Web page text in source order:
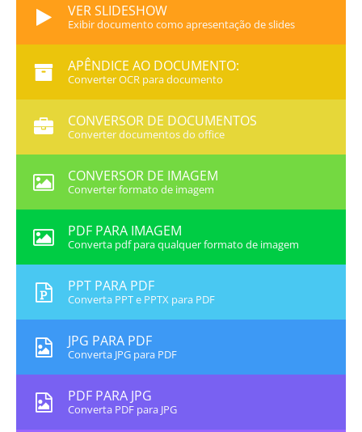
VER SLIDESHOW
Exibir documento como apresentação de slides
APÊNDICE AO DOCUMENTO:
Converter OCR para documento
CONVERSOR DE DOCUMENTOS
Converter documentos do office
CONVERSOR DE IMAGEM
Converter formato de imagem
PDF PARA IMAGEM
Converta pdf para qualquer formato de imagem
PPT PARA PDF
Converta PPT e PPTX para PDF
JPG PARA PDF
Converta JPG para PDF
PDF PARA JPG
Converta PDF para JPG